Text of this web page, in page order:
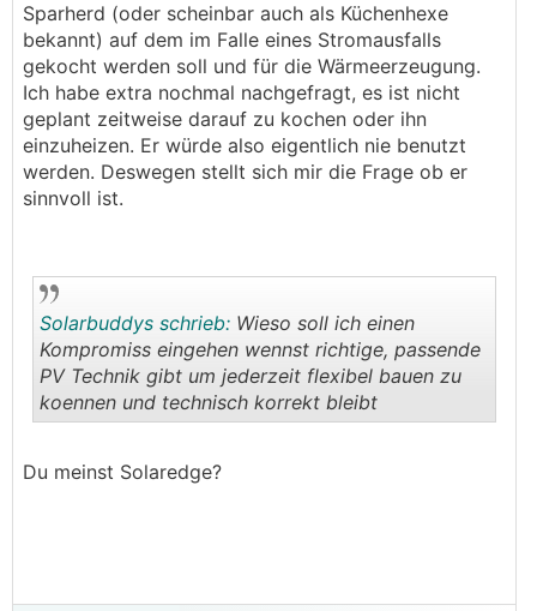
Sparherd (oder scheinbar auch als Küchenhexe
bekannt) auf dem im Falle eines Stromausfalls
gekocht werden soll und für die Wärmeerzeugung.
Ich habe extra nochmal nachgefragt, es ist nicht
geplant zeitweise darauf zu kochen oder ihn
einzuheizen. Er würde also eigentlich nie benutzt
werden. Deswegen stellt sich mir die Frage ob er
sinnvoll ist.
..
Solarbuddys schrieb: Wieso soll ich einen
Kompromiss eingehen wennst richtige, passende
PV Technik gibt um jederzeit flexibel bauen zu
koennen und technisch korrekt bleibt
Du meinst Solaredge?